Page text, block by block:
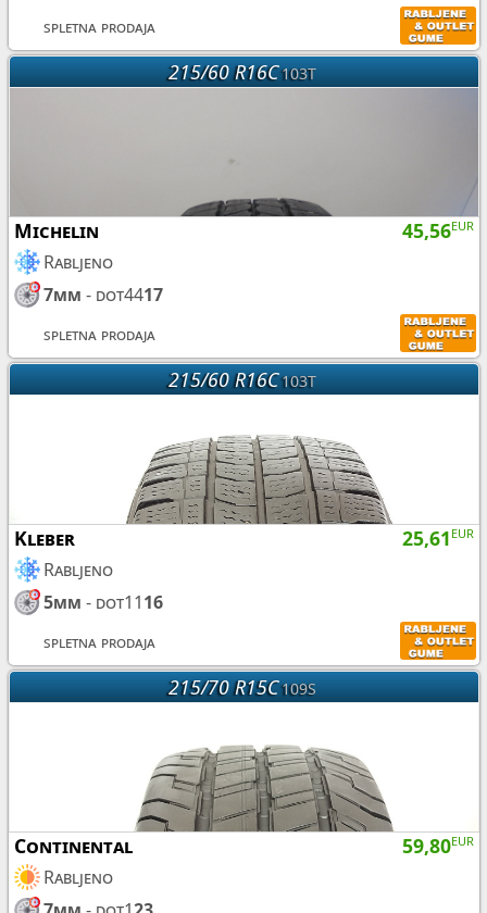
spletna prodaja
215/60 R16C103T
45,56EUR
Michelin
Rabljeno
7mm - dot4417
spletna prodaja
215/60 R16C103T
25,61 EUR
Kleber
Rabljeno
5mm - dot1116
spletna prodaja
215/70 R15C109S
59,80EUR
Continental
Rabljeno